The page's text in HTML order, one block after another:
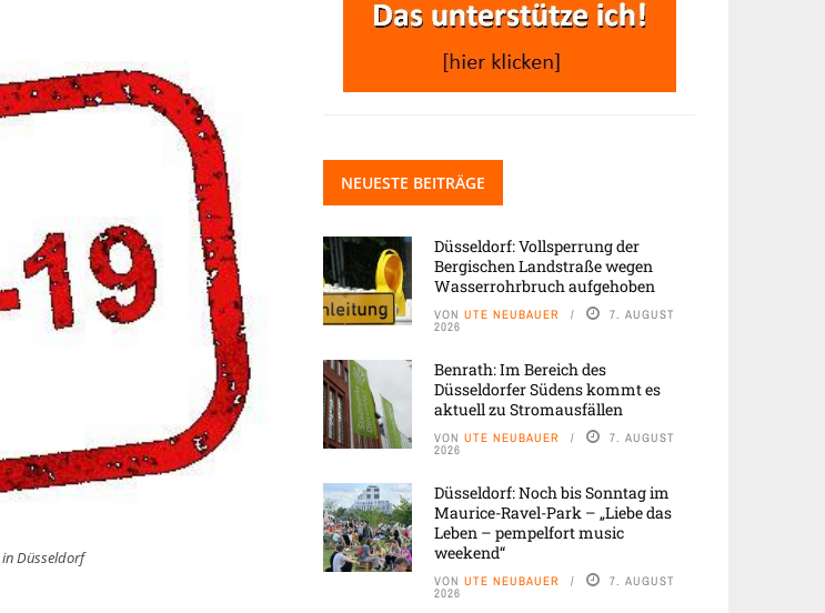
Düsseldorf
NEUESTE BEITRÄGE
Düsseldorf: Vollsperrung der
Bergischen Landstraße wegen
Wasserrohrbruch aufgehoben
VON UTE NEUBAUER 7. AUGUST
2026
Benrath: Im Bereich des
Düsseldorfer Südens kommt es
aktuell zu Stromausfällen
VON UTE NEUBAUER 7. AUGUST
2026
Düsseldorf: Noch bis Sonntag im
Maurice-Ravel-Park – „Liebe das
Leben – pempelfort music
weekend“
VON UTE NEUBAUER 7. AUGUST
2026